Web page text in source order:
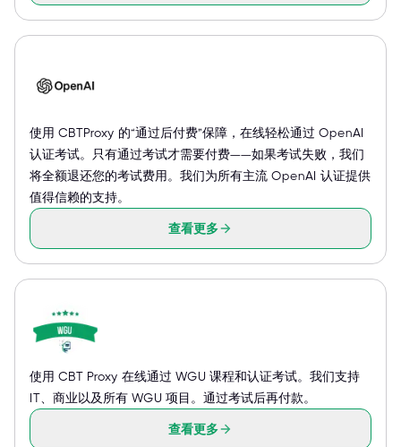
使用 CBTProxy 的“通过后付费”保障，在线轻松通过 OpenAI
认证考试。只有通过考试才需要付费——如果考试失败，我们
将全额退还您的考试费用。我们为所有主流 OpenAI 认证提供
值得信赖的支持。
查看更多
使用 CBT Proxy 在线通过 WGU 课程和认证考试。我们支持
IT、商业以及所有 WGU 项目。通过考试后再付款。
查看更多